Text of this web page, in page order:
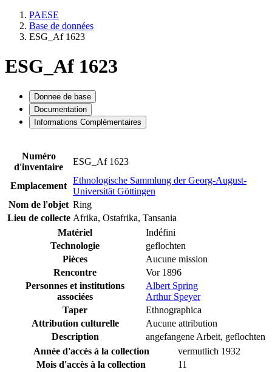
PAESE
Base de données
ESG_Af 1623
ESG_Af 1623
Donnee de base
Documentation
Informations Complémentaires
Numéro
d'inventaire
ESG_Af 1623
Emplacement
Ethnologische Sammlung der Georg-August-
Universität Göttingen
Nom de l'objet Ring
Lieu de collecte Afrika, Ostafrika, Tansania
Matériel
Indéfini
Technologie
geflochten
Pièces
Aucune mission
Rencontre
Vor 1896
Personnes et institutions
associées
Albert Spring
Arthur Speyer
Taper
Ethnographica
Attribution culturelle
Aucune attribution
Description
angefangene Arbeit, geflochten
Année d'accès à la collection
vermutlich 1932
Mois d'accès à la collection
11